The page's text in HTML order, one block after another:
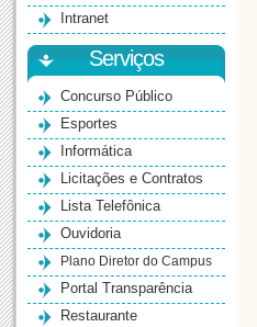
Intranet
Serviços
Concurso Público
Esportes
Informática
Licitações e Contratos
Lista Telefônica
Ouvidoria
Plano Diretor do Campus
Portal Transparência
Restaurante